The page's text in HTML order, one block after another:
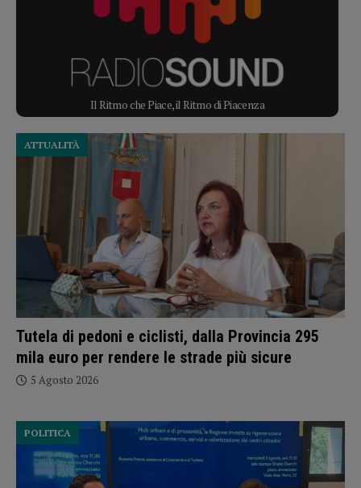
Il Ritmo che Piace, il Ritmo di Piacenza
Tutela di pedoni e ciclisti, dalla Provincia 295
mila euro per rendere le strade più sicure
ATTUALITÀ
5 Agosto 2026
POLITICA